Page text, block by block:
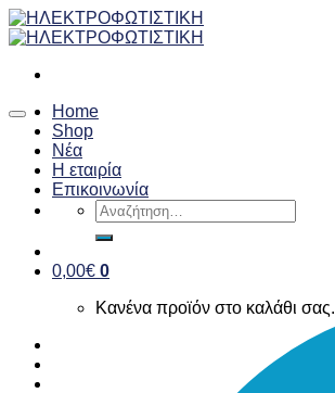
Skip
to
Home
Shop
Νέα
Η εταιρία
Επικοινωνία
Αναζήτηση
για:
0,00€ 0
Κανένα προϊόν στο καλάθι σας.